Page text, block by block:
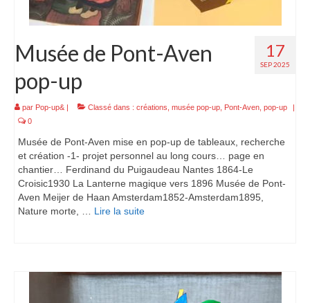
17
SEP 2025
Musée de Pont-Aven
pop-up
par Pop-up& Classé dans : créations musée pop-up Pont-Aven pop-up
0
Musée de Pont-Aven mise en pop-up de tableaux, recherche
et création -1- projet personnel au long cours… page en
chantier… Ferdinand du Puigaudeau Nantes 1864-Le
Croisic1930 La Lanterne magique vers 1896 Musée de Pont-
Aven Meijer de Haan Amsterdam1852-Amsterdam1895,
Nature morte, … Lire la suite­­